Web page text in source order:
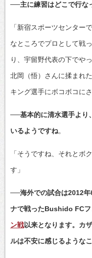
──主に練習はどこで行な
「新宿スポーツセンター
なところでプロとして戦
り、宇留野代表の下でや
北岡（悟）さんに揉まれ
キング選手にボコボコに
──基本的に清水選手より
いるようですね。
「そうですね、それとボ
す」
──海外での試合は2012年
ナで戦ったBushido FCフ
ン戦以来となります。カ
ルは不安に感じるような